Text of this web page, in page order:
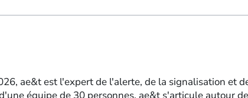
ae&t est l'expert de l'alerte, de la signalisation et